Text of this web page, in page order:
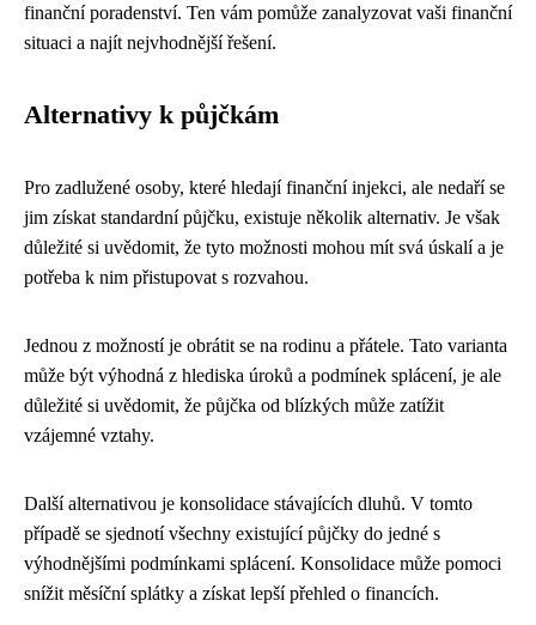
finanční poradenství. Ten vám pomůže zanalyzovat vaši finanční
situaci a najít nejvhodnější řešení.
Alternativy k půjčkám
Pro zadlužené osoby, které hledají finanční injekci, ale nedaří se
jim získat standardní půjčku, existuje několik alternativ. Je však
důležité si uvědomit, že tyto možnosti mohou mít svá úskalí a je
potřeba k nim přistupovat s rozvahou.
Jednou z možností je obrátit se na rodinu a přátele. Tato varianta
může být výhodná z hlediska úroků a podmínek splácení, je ale
důležité si uvědomit, že půjčka od blízkých může zatížit
vzájemné vztahy.
Další alternativou je konsolidace stávajících dluhů. V tomto
případě se sjednotí všechny existující půjčky do jedné s
výhodnějšími podmínkami splácení. Konsolidace může pomoci
snížit měsíční splátky a získat lepší přehled o financích.